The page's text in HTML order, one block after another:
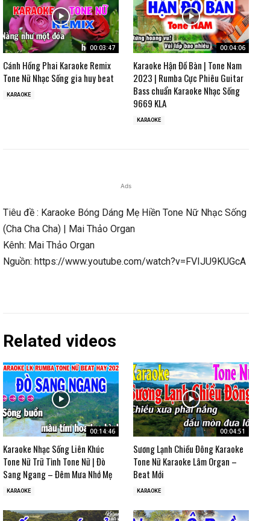
00:03:47
Cánh Hồng Phai Karaoke Remix
Tone Nữ Nhạc Sống gia huy beat
KARAOKE
00:04:06
Karaoke Hận Đồ Bàn | Tone Nam
2023 | Rumba Cực Phiêu Guitar
Bass chuẩn Karaoke Nhạc Sống
9669 KLA
KARAOKE
Ads
Tiêu đề : Karaoke Bóng Dáng Mẹ Hiền Tone Nữ Nhạc Sống
(Cha Cha Cha) | Mai Thảo Organ
Kênh: Mai Thảo Organ
Nguồn: https://www.youtube.com/watch?v=FVIJU9KUGcA
Related videos
00:14:46
Karaoke Nhạc Sống Liên Khúc
Tone Nữ Trữ Tình Tone Nữ | Đò
Sang Ngang – Đêm Mưa Nhớ Mẹ
KARAOKE
00:04:51
Sương Lạnh Chiều Đông Karaoke
Tone Nữ Karaoke Lâm Organ –
Beat Mới
KARAOKE